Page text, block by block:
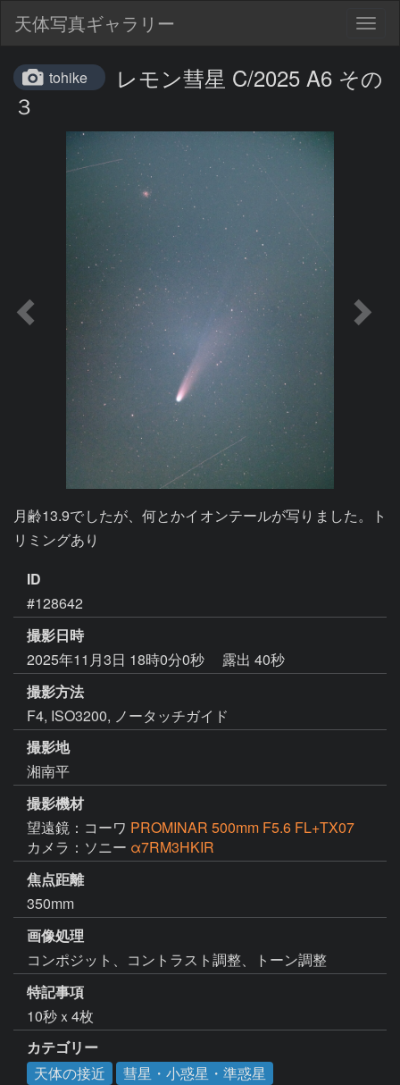
天体写真ギャラリー
tohike
レモン彗星 C/2025 A6 その
３
月齢13.9でしたが、何とかイオンテールが写りました。ト
リミングあり
ID
#128642
撮影日時
2025年11月3日 18時0分0秒
露出 40秒
撮影方法
F4, ISO3200, ノータッチガイド
撮影地
湘南平
撮影機材
望遠鏡：コーワ PROMINAR 500mm F5.6 FL+TX07
カメラ：ソニー α7RM3HKIR
焦点距離
350mm
画像処理
コンポジット、コントラスト調整、トーン調整
特記事項
10秒ｘ4枚
カテゴリー
天体の接近
彗星・小惑星・準惑星